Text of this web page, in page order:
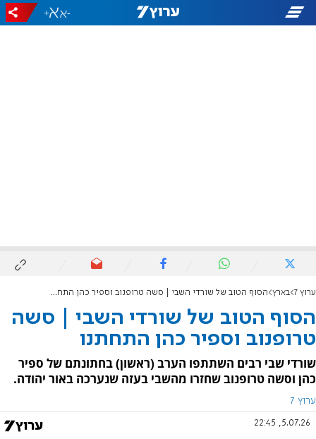
-
+
ערוץ 7 בארץ הסוף הטוב של שורדי השבי | סשה טרופנוב וספיר כהן התחתנו
הסוף הטוב של שורדי השבי | סשה
טרופנוב וספיר כהן התחתנו
שורדי שבי רבים השתתפו הערב (ראשון) בחתונתם של ספיר
כהן וסשה טרופנוב שחזרו מהשבי בעזה שנערכה באור יהודה.
ערוץ 7
5.07.26, 22:45